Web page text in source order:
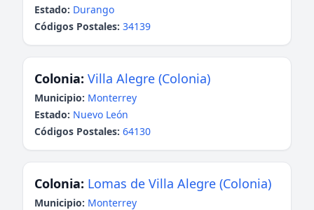
Estado: Durango
Códigos Postales: 34139
Colonia: Villa Alegre (Colonia)
Municipio: Monterrey
Estado: Nuevo León
Códigos Postales: 64130
Colonia: Lomas de Villa Alegre (Colonia)
Municipio: Monterrey